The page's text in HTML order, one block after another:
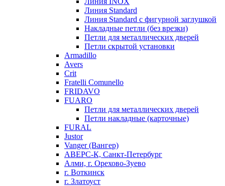
Линия Standard
Линия Standard с фигурной заглушкой
Накладные петли (без врезки)
Петли для металлических дверей
Петли скрытой установки
Armadillo
Avers
Crit
Fratelli Comunello
FRIDAVO
FUARO
Петли для металлических дверей
Петли накладные (карточные)
FURAL
Justor
Vanger (Вангер)
АВЕРС-К, Санкт-Петербург
Алми, г. Орехово-Зуево
г. Воткинск
г. Златоуст